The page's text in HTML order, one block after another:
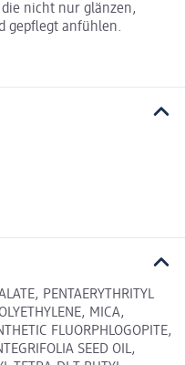
nicht nur glänzen,
gepflegt anfühlen.
PENTAERYTHRITYL
MICA,
FLUORPHLOGOPITE,
SEED OIL,